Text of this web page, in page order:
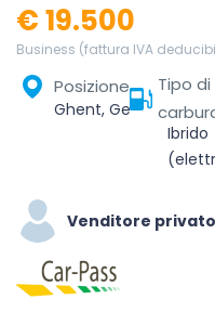
€ 19.500
Business (fattura IVA
Posizione
Ghent, Gent, East Flanders, Flanders, Belgium
Tipo di
Ibrido
Venditore privato